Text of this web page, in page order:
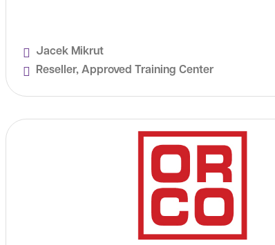
Jacek Mikrut
Reseller, Approved Training Center